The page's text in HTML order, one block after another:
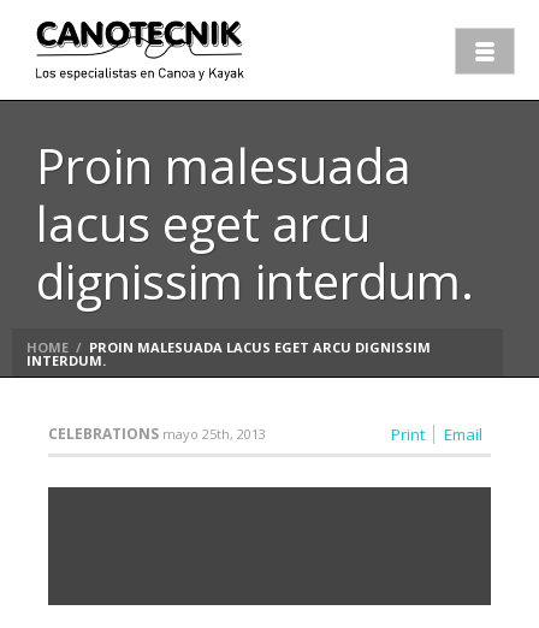
Proin malesuada
lacus eget arcu
dignissim interdum.
HOME / PROIN MALESUADA LACUS EGET ARCU DIGNISSIM
INTERDUM.
Print Email
CELEBRATIONS mayo 25th, 2013